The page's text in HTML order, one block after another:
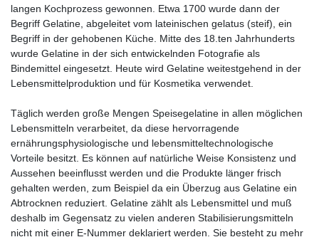
langen Kochprozess gewonnen. Etwa 1700 wurde dann der
Begriff Gelatine, abgeleitet vom lateinischen gelatus (steif), ein
Begriff in der gehobenen Küche. Mitte des 18.ten Jahrhunderts
wurde Gelatine in der sich entwickelnden Fotografie als
Bindemittel eingesetzt. Heute wird Gelatine weitestgehend in der
Lebensmittelproduktion und für Kosmetika verwendet.
Täglich werden große Mengen Speisegelatine in allen möglichen
Lebensmitteln verarbeitet, da diese hervorragende
ernährungsphysiologische und lebensmitteltechnologische
Vorteile besitzt. Es können auf natürliche Weise Konsistenz und
Aussehen beeinflusst werden und die Produkte länger frisch
gehalten werden, zum Beispiel da ein Überzug aus Gelatine ein
Abtrocknen reduziert. Gelatine zählt als Lebensmittel und muß
deshalb im Gegensatz zu vielen anderen Stabilisierungsmitteln
nicht mit einer E-Nummer deklariert werden. Sie besteht zu mehr